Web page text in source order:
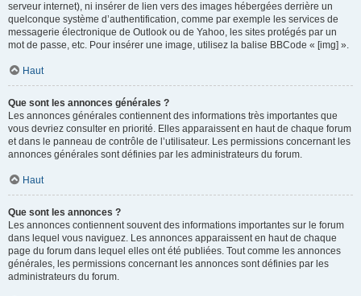
serveur internet), ni insérer de lien vers des images hébergées derrière un
quelconque système d’authentification, comme par exemple les services de
messagerie électronique de Outlook ou de Yahoo, les sites protégés par un
mot de passe, etc. Pour insérer une image, utilisez la balise BBCode « [img] ».
Haut
Que sont les annonces générales ?
Les annonces générales contiennent des informations très importantes que
vous devriez consulter en priorité. Elles apparaissent en haut de chaque forum
et dans le panneau de contrôle de l’utilisateur. Les permissions concernant les
annonces générales sont définies par les administrateurs du forum.
Haut
Que sont les annonces ?
Les annonces contiennent souvent des informations importantes sur le forum
dans lequel vous naviguez. Les annonces apparaissent en haut de chaque
page du forum dans lequel elles ont été publiées. Tout comme les annonces
générales, les permissions concernant les annonces sont définies par les
administrateurs du forum.